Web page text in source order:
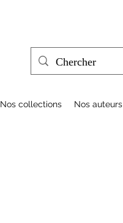
Nos collections Nos auteurs